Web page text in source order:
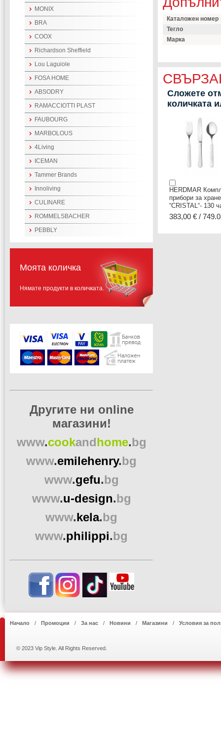
Каталожен номер
Тегло
Марка
Сложете
количката
HERDMAR
прибори за
“CRISTAL“- 130
383,00 € /
MONIX
BRA
COOX
Richardson Sheffield
Lou Laguiole
FOSA HOME
ABSODRY
RAMACCIOTTI PLAST
FAUBOURG
MARBOLOUS
4Living
ICEMAN
Tammer Brands
Innoliving
CULINARE
ROMMELSBACHER
PEBBLY
Моята количка
Нямате продукти в количката.
Другите ни online
магазини!
www.cookandhome.bg
www.emilehenry.bg
www.gefu.bg
www.u-design.bg
www.kela.bg
www.philippi.bg
Начало Промоции За нас Новини Магазини Условия за
© 2023 Vip Style. All Rights Reserved.